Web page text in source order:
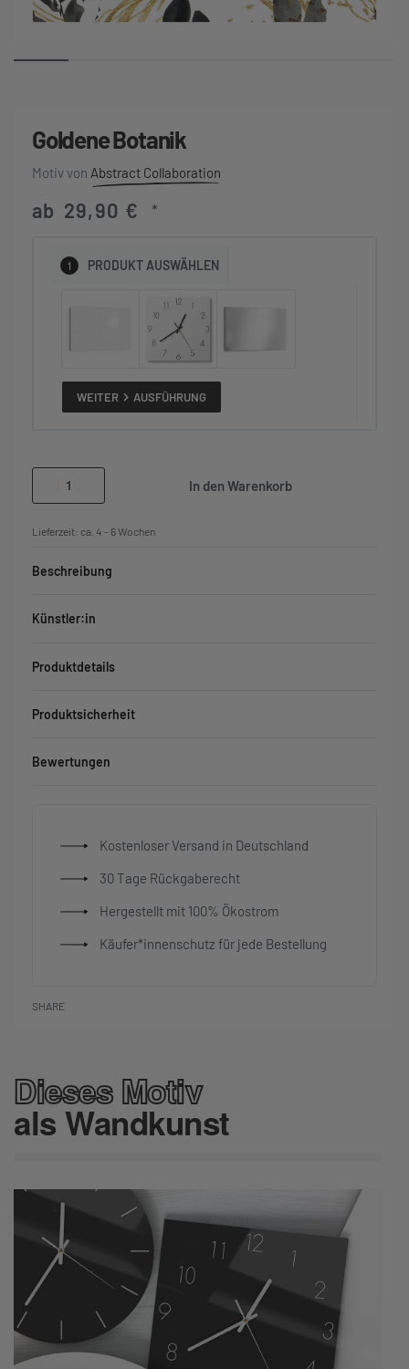
Goldene Botanik
Abstract Collaboration
ab 29,90 € *
1 PRODUKT AUSWÄHLEN
WEITER AUSFÜHRUNG
In den Warenkorb
Lieferzeit: ca. 4 - 6 Wochen
Beschreibung
Künstler:in
Produktdetails
Produktsicherheit
Bewertungen
Kostenloser Versand in Deutschland
30 Tage Rückgaberecht
Hergestellt mit 100% Ökostrom
Käufer*innenschutz für jede Bestellung
SHARE
Dieses Motiv
als Wandkunst